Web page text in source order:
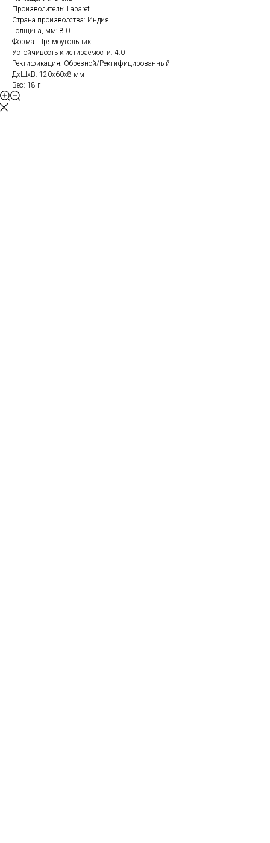
Производитель: Laparet
Страна производства: Индия
Толщина, мм: 8.0
Форма: Прямоугольник
Устойчивость к истираемости: 4.0
Ректификация: Обрезной/Ректифицированный
ДxШxВ: 120x60x8 мм
Вес: 18 г